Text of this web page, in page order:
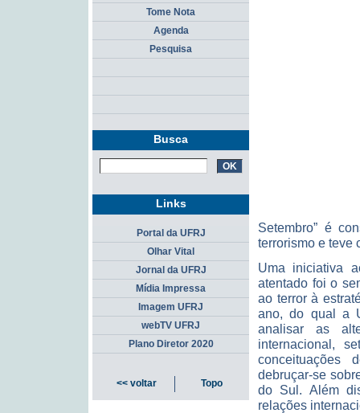
Setembro” é
terrorismo e teve
Uma iniciativa
atentado foi o
ao terror à
ano, do qual a
analisar as
internacional,
conceituações
debruçar-se
do Sul. Além
relações
Tome Nota
Agenda
Pesquisa
Busca
Links
Portal da UFRJ
Olhar Vital
Jornal da UFRJ
Mídia Impressa
Imagem UFRJ
webTV UFRJ
Plano Diretor 2020
<< voltar Topo